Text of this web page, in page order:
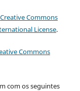
Creative Commons
License.
Commons
com os seguintes